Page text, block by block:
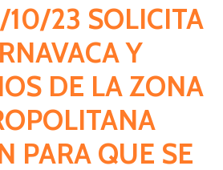
23 SOLICITA
Y
DE LA ZONA
PARA QUE SE